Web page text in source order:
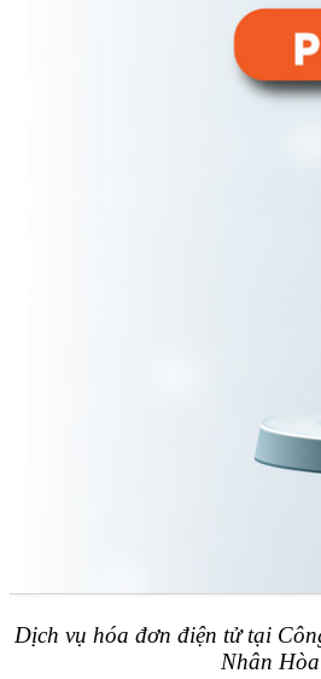
Dịch vụ hóa đơn điện tử tại
Nhân Hòa